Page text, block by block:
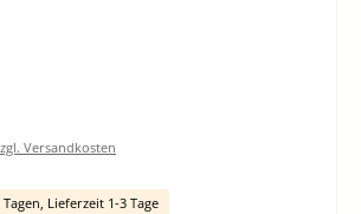
Versandkosten
Lieferzeit 1-3 Tage